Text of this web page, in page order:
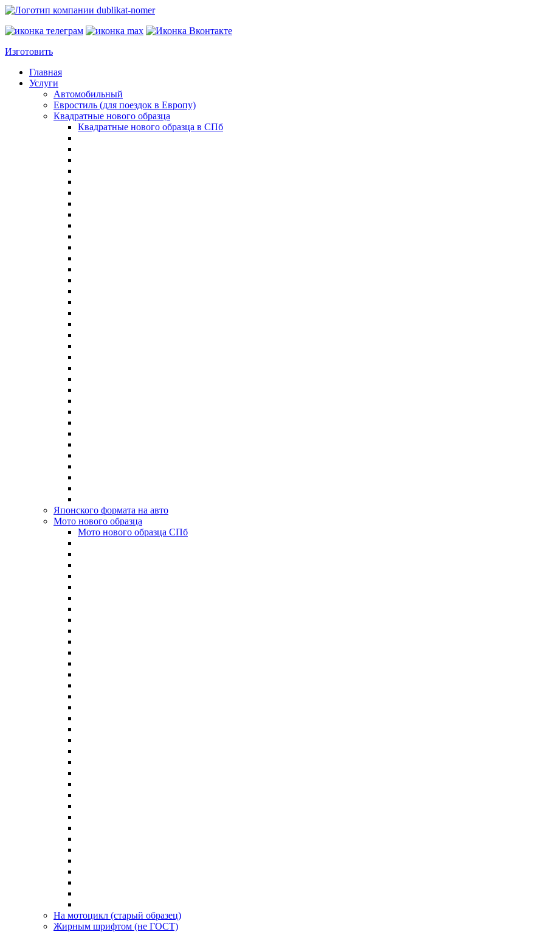
Изготовить
Главная
Услуги
Автомобильный
Евростиль (для поездок в Европу)
Квадратные нового образца
Квадратные нового образца в СПб
Японского формата на авто
Мото нового образца
Мото нового образца СПб
На мотоцикл (старый образец)
Жирным шрифтом (не ГОСТ)